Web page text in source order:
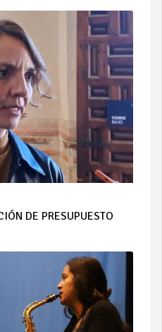
DE PRESUPUESTO